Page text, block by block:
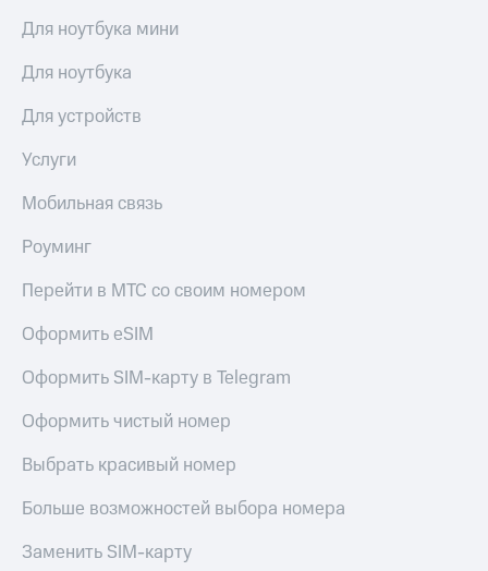
Для ноутбука мини
Для ноутбука
Для устройств
Услуги
Мобильная связь
Роуминг
Перейти в МТС со своим номером
Оформить eSIM
Оформить SIM-карту в Telegram
Оформить чистый номер
Выбрать красивый номер
Больше возможностей выбора номера
Заменить SIM-карту